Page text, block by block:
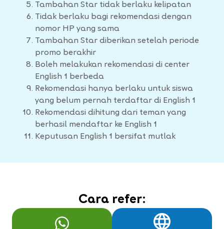
Tambahan Star tidak berlaku kelipatan
Tidak berlaku bagi rekomendasi dengan
nomor HP yang sama
Tambahan Star diberikan setelah periode
promo berakhir
Boleh melakukan rekomendasi di center
English 1 berbeda
Rekomendasi hanya berlaku untuk siswa
yang belum pernah terdaftar di English 1
Rekomendasi dihitung dari teman yang
berhasil mendaftar ke English 1
Keputusan English 1 bersifat mutlak
Cara refer: